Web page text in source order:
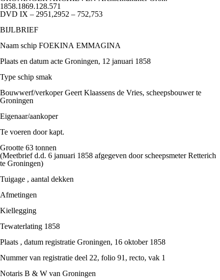
1858.1869.128.571
DVD IX – 2951,2952 – 752,753
BIJLBRIEF
Naam schip FOEKINA EMMAGINA
Plaats en datum acte Groningen, 12 januari 1858
Type schip smak
Bouwwerf/verkoper Geert Klaassens de Vries, scheepsbouwer te
Groningen
Eigenaar/aankoper
Te voeren door kapt.
Grootte 63 tonnen
(Meetbrief d.d. 6 januari 1858 afgegeven door scheepsmeter Retterich
te Groningen)
Tuigage , aantal dekken
Afmetingen
Kiellegging
Tewaterlating 1858
Plaats , datum registratie Groningen, 16 oktober 1858
Nummer van registratie deel 22, folio 91, recto, vak 1
Notaris B & W van Groningen